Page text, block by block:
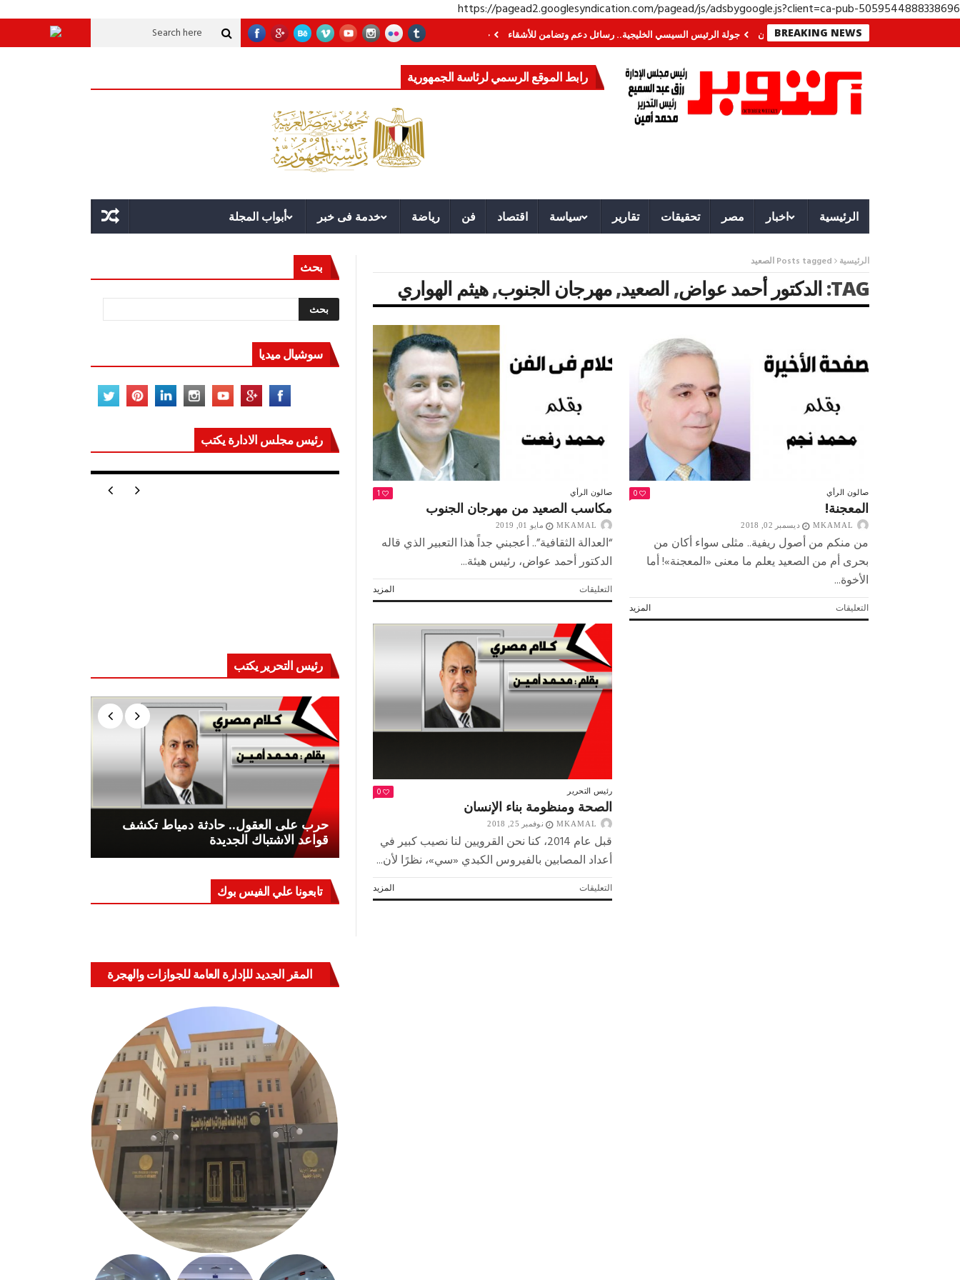
https://pagead2.googlesyndication.com/pagead/js/adsbygoogle.js?client=ca-pub-5059544888338696
BREAKING NEWS
الجنوب؟ معركة لا تُرى.. وحراس لا ينامون جولة الرئيس السيسي الخليجية.. رسائل دعم وتضامن للأشقاء جهاز مستقبل مصر نموذجا.. لماذا تُنشئ الدول كيانات تنموية عملاقة؟ قوة الدولة.. عندما يصبح التخطيط خط الدفاع الأول
رابط الموقع الرسمي لرئاسة الجمهورية
الرئيسية اخبار مصر تحقيقات تقارير سياسة اقتصاد فن رياضة خدمة فى خبر أبواب المجلة
الرئيسية Posts tagged الصعيد
TAG: الدكتور أحمد عواض, الصعيد,مهرجان الجنوب,هيثم الهواري
صالون الرأي 1
مكاسب الصعيد من مهرجان الجنوب
MKAMAL مايو 01, 2019
“العدالة الثقافية”.. أعجبني جداً هذا التعبير الذي قاله
الدكتور أحمد عواض، رئيس هيئة...
المزيد التعليقاتعلى
مكاسب
من
مهرجان
الجنوب
مغلقة
صالون الرأي 0
المعجنة!
MKAMAL ديسمبر 02, 2018
من منكم من أصول ريفية.. مثلى سواء أكان من
بحرى أم من الصعيد يعلم ما معنى «المعجنة»! أما
الأخوة...
المزيد التعليقاتعلى
المعجنة!
رئيس التحرير 0
الصحة ومنظومة بناء الإنسان
MKAMAL نوفمبر 25, 2018
قبل عام 2014، كنا نحن القرويين لنا نصيب كبير في
أعداد المصابين بالفيروس الكبدي «سي»، نظرًا لأن...
المزيد التعليقاتعلى
الصحة
بحث
سوشيال ميديا
رئيس مجلس الادارة يكتب
مصر تعيد للعالم اتزانه
رئيس التحرير يكتب
حرب على العقول.. حادثة دمياط تكشف
قواعد الاشتباك الجديدة
كيف تحمي مصر ثرواتها في الجنوب؟
معركة لا تُرى.. وحراس لا ينامون
تابعونا علي الفيس بوك
المقر الجديد للإدارة العامة للجوازات والهجرة